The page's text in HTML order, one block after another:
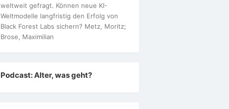
weltweit gefragt. Können neue KI-
Weltmodelle langfristig den Erfolg von
Black Forest Labs sichern? Metz, Moritz;
Brose, Maximilian
Podcast: Alter, was geht?